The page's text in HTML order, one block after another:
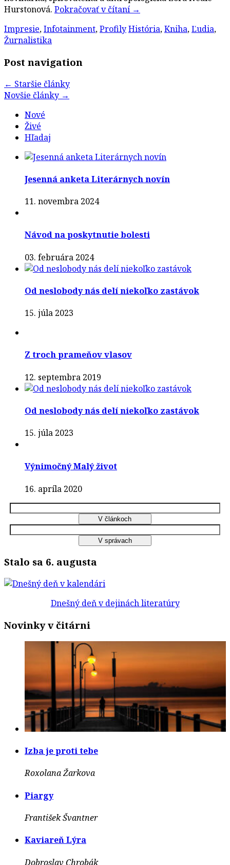
Hurstonová. Pokračovať v čítaní →
Impresie,Infotainment,ProfilyHistória,Kniha,Ľudia,
Žurnalistika
Post navigation
← Staršie články
Novšie články →
Nové
Živé
Hľadaj
Jesenná anketa Literárnych novín
11. novembra 2024
Návod na poskytnutie bolesti
03. februára 2024
Od neslobody nás delí niekoľko zastávok
15. júla 2023
Z troch prameňov vlasov
12. septembra 2019
Od neslobody nás delí niekoľko zastávok
15. júla 2023
Výnimočný Malý život
16. apríla 2020
Stalo sa 6. augusta
Dnešný deň v dejinách literatúry
Novinky v čitárni
Izba je proti tebe
Roxolana Žarkova
Piargy
František Švantner
Kaviareň Lýra
Dobroslav Chrobák